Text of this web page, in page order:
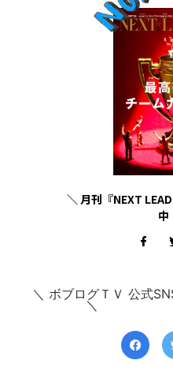
＼ 月刊『NEXT
中
＼ ボブログＴＶ 公式